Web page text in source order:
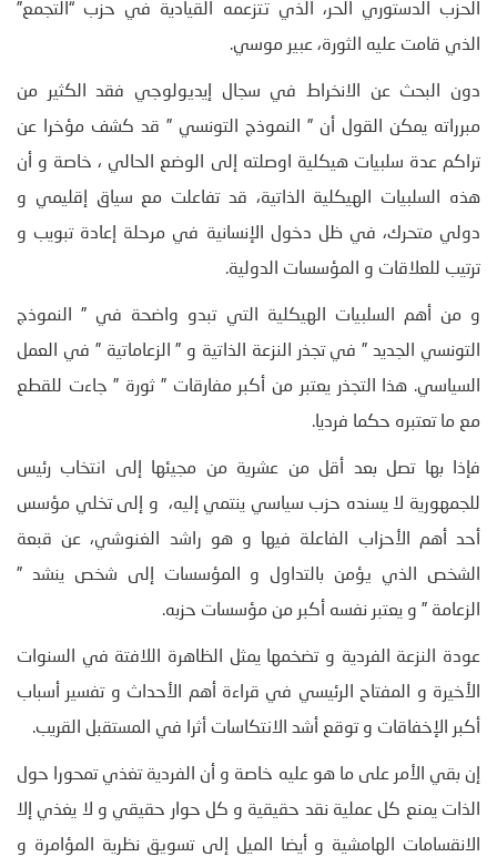
الحزب الدستوري الحر، الذي تتزعمه القيادية في حزب “التجمع”
الذي قامت عليه الثورة، عبير موسي.
دون البحث عن الانخراط في سجال إيديولوجي فقد الكثير من
مبرراته يمكن القول أن ” النموذج التونسي ” قد كشف مؤخرا عن
تراكم عدة سلبيات هيكلية اوصلته إلى الوضع الحالي ، خاصة و أن
هذه السلبيات الهيكلية الذاتية، قد تفاعلت مع سياق إقليمي و
دولي متحرك، في ظل دخول الإنسانية في مرحلة إعادة تبويب و
ترتيب للعلاقات و المؤسسات الدولية.
و من أهم السلبيات الهيكلية التي تبدو واضحة في ” النموذج
التونسي الجديد ” في تجذر النزعة الذاتية و ” الزعاماتية ” في العمل
السياسي. هذا التجذر يعتبر من أكبر مفارقات ” ثورة ” جاءت للقطع
مع ما تعتبره حكما فرديا.
فإذا بها تصل بعد أقل من عشرية من مجيئها إلى انتخاب رئيس
للجمهورية لا يسنده حزب سياسي ينتمي إليه، و إلى تخلي مؤسس
أحد أهم الأحزاب الفاعلة فيها و هو راشد الغنوشي، عن قبعة
الشخص الذي يؤمن بالتداول و المؤسسات إلى شخص ينشد ”
الزعامة ” و يعتبر نفسه أكبر من مؤسسات حزبه.
عودة النزعة الفردية و تضخمها يمثل الظاهرة اللافتة في السنوات
الأخيرة و المفتاح الرئيسي في قراءة أهم الأحداث و تفسير أسباب
أكبر الإخفاقات و توقع أشد الانتكاسات أثرا في المستقبل القريب.
إن بقي الأمر على ما هو عليه خاصة و أن الفردية تغذي تمحورا حول
الذات يمنع كل عملية نقد حقيقية و كل حوار حقيقي و لا يغذي إلا
الانقسامات الهامشية و أيضا الميل إلى تسويق نظرية المؤامرة و